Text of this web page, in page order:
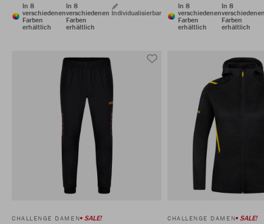
In 8
verschiedenen
Farben
erhältlich
In 8
verschiedenen
Farben
erhältlich
Individualisierbar
In 8
verschiedenen
Farben
erhältlich
In 8
Farben
erhältlich
CHALLENGE DAMEN SALE! CHALLENGE DAMEN SALE!